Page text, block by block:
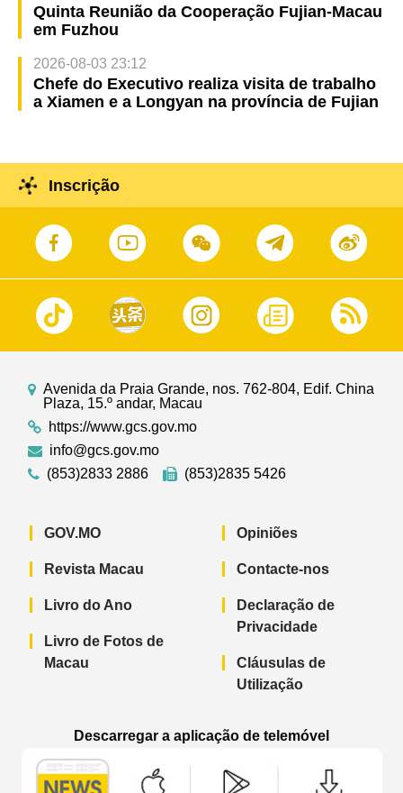
Quinta Reunião da Cooperação Fujian-Macau
em Fuzhou
2026-08-03 23:12
Chefe do Executivo realiza visita de trabalho
a Xiamen e a Longyan na província de Fujian
Inscrição
Avenida da Praia Grande, nos. 762-804, Edif. China
Plaza, 15.º andar, Macau
https://www.gcs.gov.mo
info@gcs.gov.mo
(853)2833 2886
(853)2835 5426
GOV.MO
Revista Macau
Livro do Ano
Livro de Fotos de
Macau
Opiniões
Contacte-nos
Declaração de
Privacidade
Cláusulas de
Utilização
Descarregar a aplicação de telemóvel